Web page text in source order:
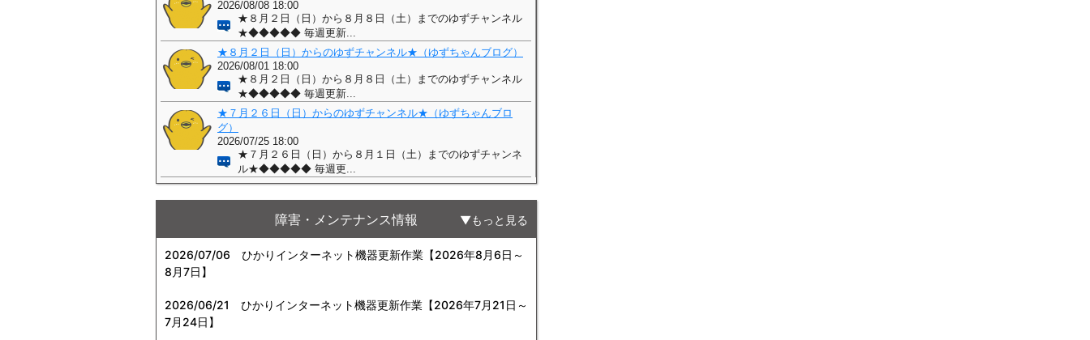
障害・メンテナンス情報 もっと見る
2026/07/06 ひかりインターネット機器更新作業【2026年8月6日～
8月7日】
2026/06/21
ひかりインターネット機器更新作業【2026年7月21日～
7月24日】